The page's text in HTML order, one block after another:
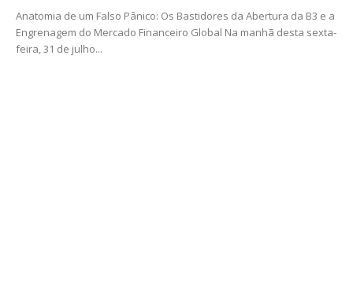
Anatomia de um Falso Pânico: Os Bastidores da Abertura da B3 e a
Engrenagem do Mercado Financeiro Global Na manhã desta sexta-
feira, 31 de julho...